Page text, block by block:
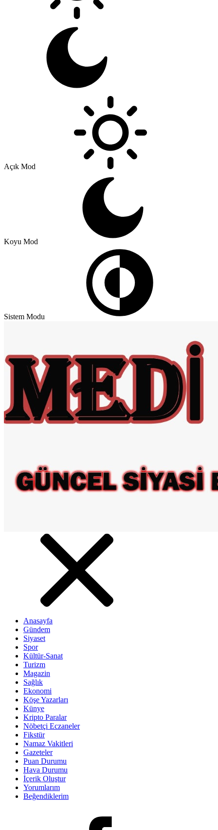
Açık Mod
Koyu Mod
Sistem Modu
Anasayfa
Gündem
Siyaset
Spor
Kültür-Sanat
Turizm
Magazin
Sağlık
Ekonomi
Köşe Yazarları
Künye
Kripto Paralar
Nöbetçi Eczaneler
Fikstür
Namaz Vakitleri
Gazeteler
Puan Durumu
Hava Durumu
İçerik Oluştur
Yorumlarım
Beğendiklerim